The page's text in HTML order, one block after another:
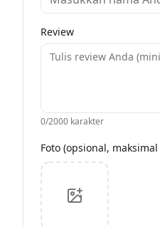
Review
0/2000 karakter
Foto (opsional, maksimal